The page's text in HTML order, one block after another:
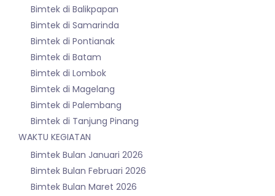
Bimtek di Balikpapan
Bimtek di Samarinda
Bimtek di Pontianak
Bimtek di Batam
Bimtek di Lombok
Bimtek di Magelang
Bimtek di Palembang
Bimtek di Tanjung Pinang
WAKTU KEGIATAN
Bimtek Bulan Januari 2026
Bimtek Bulan Februari 2026
Bimtek Bulan Maret 2026